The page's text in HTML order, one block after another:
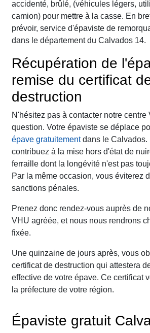
accidenté, brûlé, (véhicules légers,
camion) pour mettre à la casse. En
prévoir, service d'épaviste de
dans le département du Calvados 14.
Récupération de
remise du certificat
destruction
N'hésitez pas à contacter notre centre
question. Votre épaviste se déplace
épave gratuitementdans le Calvados.
contribuez à la mise hors d'état de
ferraille dont la longévité n'est pas
Par la même occasion, vous éviterez
sanctions pénales.
Prenez donc rendez-vous auprès de
VHU agréée, et nous nous rendrons
fixée.
Une quinzaine de jours après, vous
certificat de destruction qui attestera
effective de votre épave. Ce certificat
la préfecture de votre région.
Épaviste gratuit